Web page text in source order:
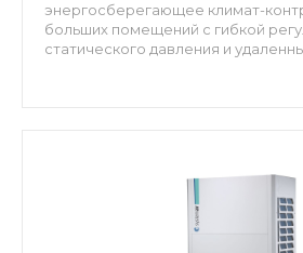
энергосберегающее климат-
больших помещений с гибкой
статического давления и